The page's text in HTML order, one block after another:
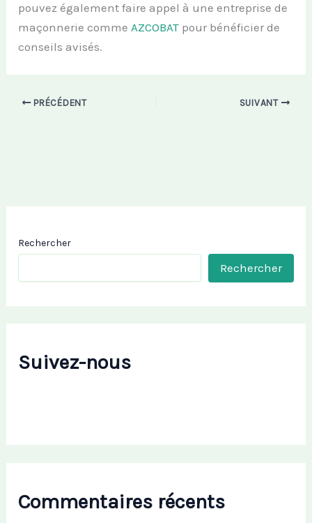
pouvez également faire appel à une entreprise de
maçonnerie commeAZCOBAT pour bénéficier de
conseils avisés.
PRÉCÉDENT SUIVANT
Rechercher
Rechercher
Suivez-nous
Commentaires récents